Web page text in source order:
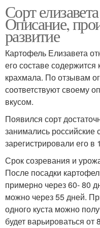
Сорт
Описание,
развитие
Картофель Елизавета
его составе
крахмала. По отзывам
соответствуют своему
вкусом.
Появился сорт
занимались
зарегистрировали его в
Срок созревания и
После посадки
примерно через 60- 80
можно через 55 дней.
одного куста можно
будет варьироваться от